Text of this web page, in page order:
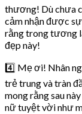
thương! Dù chưa
cảm nhận được
rằng trong tương
đẹp này!
4️⃣ Mẹ ơi! Nhân
trẻ trung và tràn
mong rằng sau
nữ tuyệt vời như